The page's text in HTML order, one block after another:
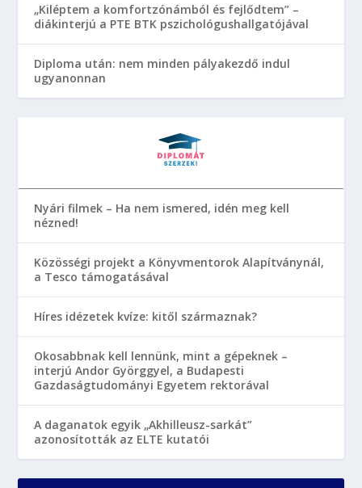
„Kiléptem a komfortzónámból és fejlődtem” –
diákinterjú a PTE BTK pszichológushallgatójával
Diploma után: nem minden pályakezdő indul
ugyanonnan
Nyári filmek – Ha nem ismered, idén meg kell
nézned!
Közösségi projekt a Könyvmentorok Alapítványnál,
a Tesco támogatásával
Híres idézetek kvíze: kitől származnak?
Okosabbnak kell lennünk, mint a gépeknek –
interjú Andor Györggyel, a Budapesti
Gazdaságtudományi Egyetem rektorával
A daganatok egyik „Akhilleusz-sarkát”
azonosították az ELTE kutatói